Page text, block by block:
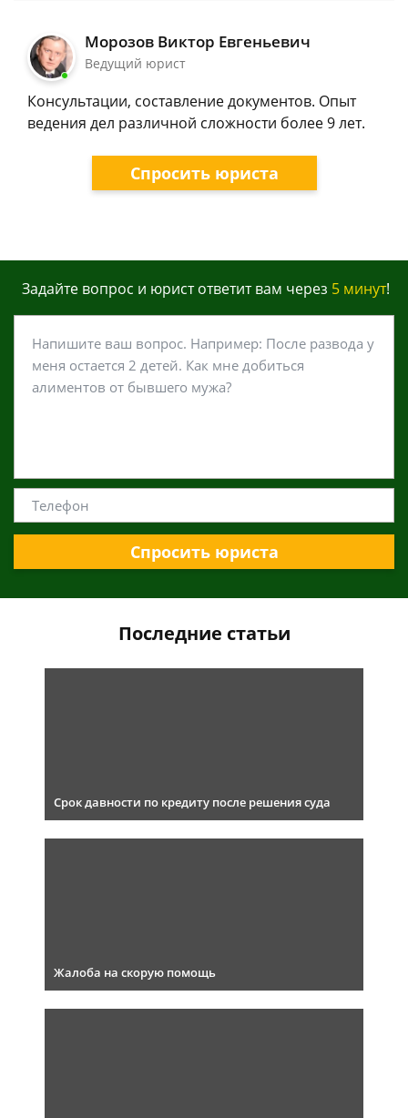
Морозов Виктор Евгеньевич
Ведущий юрист
Консультации, составление документов. Опыт
ведения дел различной сложности более 9 лет.
Спросить юриста
Задайте вопрос и юрист ответит вам через 5 минут!
Спросить юриста
Последние статьи
Срок давности по кредиту после решения суда
Жалоба на скорую помощь